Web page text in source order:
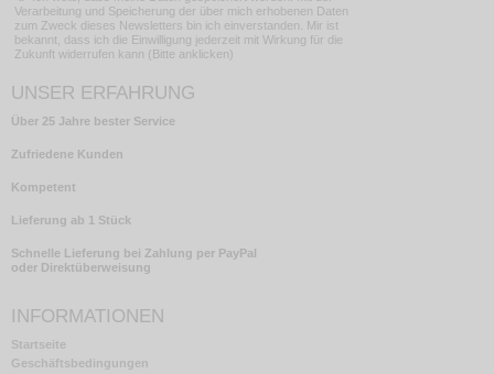
Verarbeitung und Speicherung der über mich erhobenen Daten
zum Zweck dieses Newsletters bin ich einverstanden. Mir ist
bekannt, dass ich die Einwilligung jederzeit mit Wirkung für die
Zukunft widerrufen kann (Bitte anklicken)
UNSER ERFAHRUNG
Über 25 Jahre bester Service
Zufriedene Kunden
Kompetent
Lieferung ab 1 Stück
Schnelle Lieferung bei Zahlung per PayPal
oder Direktüberweisung
INFORMATIONEN
Startseite
Geschäftsbedingungen